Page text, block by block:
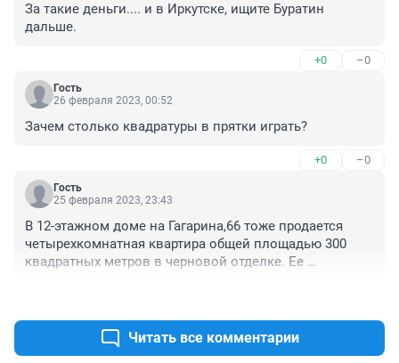
За такие деньги.... и в Иркутске, ищите Буратин
дальше.
+0 –0
Гость
26 февраля 2023, 00:52
Зачем столько квадратуры в прятки играть?
+0 –0
Гость
25 февраля 2023, 23:43
В 12-этажном доме на Гагарина,66 тоже продается
четырехкомнатная квартира общей площадью 300
квадратных метров в черновой отделке. Ее
Читать все комментарии